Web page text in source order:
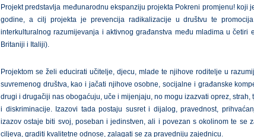
Projekt predstavlja međunarodnu ekspanziju projekta Pokreni promjenu! koji
godine, a cilj projekta je prevencija radikalizacije u društvu te
interkulturalnog razumijevanja i aktivnog građanstva među mladima u četiri
Britaniji i Italiji).
Projektom se želi educirati učitelje, djecu, mlade te njihove roditelje u
suvremenog društva, kao i jačati njihove osobne, socijalne i građanske
drugi i drugačiji nas obogaćuju, uče i mijenjaju, no mogu izazvati oprez,
i diskriminacije. Izazovi tada postaju susret i dijalog, pravednost,
izazov ostaje biti svoj, poseban i jedinstven, ali i povezan s okolinom te se
ciljeva, graditi kvalitetne odnose, zalagati se za pravedniju zajednicu.